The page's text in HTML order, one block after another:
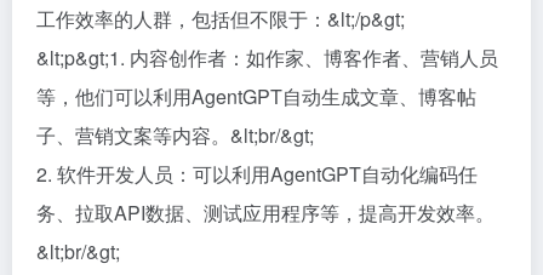
工作效率的人群，包括但不限于：&lt;/p&gt;
&lt;p&gt;1. 内容创作者：如作家、博客作者、营销人员
等，他们可以利用AgentGPT自动生成文章、博客帖
子、营销文案等内容。&lt;br/&gt;
2. 软件开发人员：可以利用AgentGPT自动化编码任
务、拉取API数据、测试应用程序等，提高开发效率。
&lt;br/&gt;